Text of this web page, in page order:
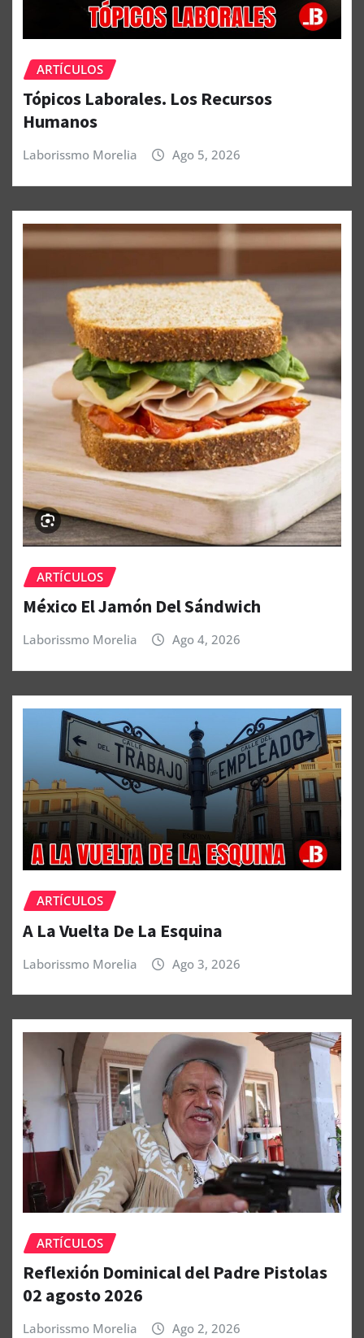
ARTÍCULOS
Tópicos Laborales. Los Recursos
Humanos
Laborissmo Morelia Ago 5, 2026
ARTÍCULOS
México El Jamón Del Sándwich
Laborissmo Morelia Ago 4, 2026
ARTÍCULOS
A La Vuelta De La Esquina
Laborissmo Morelia Ago 3, 2026
ARTÍCULOS
Reflexión Dominical del Padre Pistolas
02 agosto 2026
Laborissmo Morelia Ago 2, 2026